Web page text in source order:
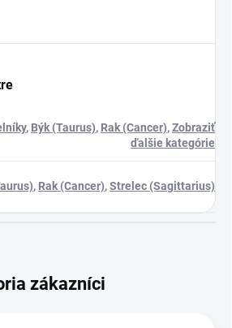
, Býk (Taurus), Rak (Cancer),Zobraziť
ďalšie kategórie
, Rak (Cancer),Strelec (Sagittarius)